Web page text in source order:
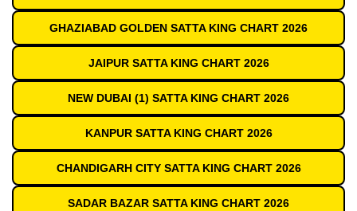
GHAZIABAD GOLDEN SATTA KING CHART 2026
JAIPUR SATTA KING CHART 2026
NEW DUBAI (1) SATTA KING CHART 2026
KANPUR SATTA KING CHART 2026
CHANDIGARH CITY SATTA KING CHART 2026
SADAR BAZAR SATTA KING CHART 2026